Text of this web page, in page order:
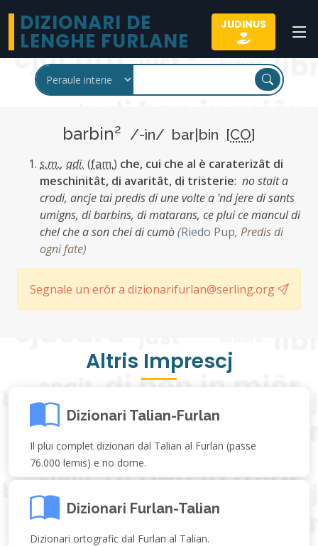
DIZIONARI DE
LENGHE FURLANE
JUDINUS
barbin2 /-ìn/ bar|bin [CO]
s.m., adi. (fam.) che, cui che al è caraterizât di
meschinitât, di avaritât, di tristerie: no stait a
crodi, ancje tai predis di une volte a 'nd jere di sants
umigns, di barbins, di matarans, ce plui ce mancul di
chel che a son chei di cumò(Riedo Pup, Predis di
ogni fate)
Segnale un erôr a dizionarifurlan@serling.org
Altris Imprescj
Dizionari Talian-Furlan
Il plui complet dizionari dal Talian al Furlan (passe
76.000 lemis) e no dome.
Dizionari Furlan-Talian
Dizionari ortografic dal Furlan al Talian.